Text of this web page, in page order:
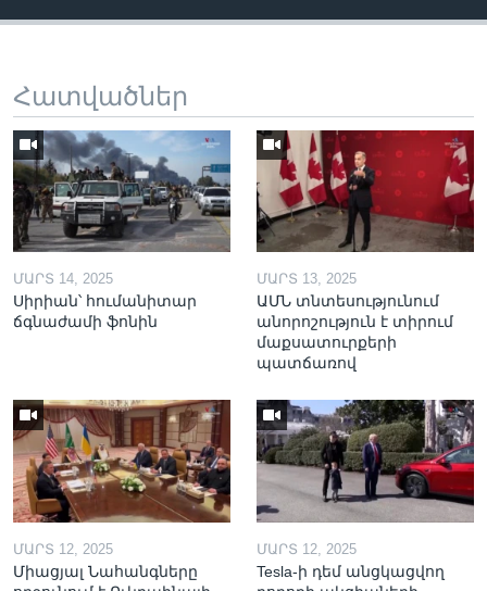
Հատվածներ
ՄԱՐՏ 14, 2025
Սիրիան՝ հումանիտար
ճգնաժամի ֆոնին
ՄԱՐՏ 13, 2025
ԱՄՆ տնտեսությունում
անորոշություն է տիրում
մաքսատուրքերի
պատճառով
ՄԱՐՏ 12, 2025
Միացյալ Նահանգները
ՄԱՐՏ 12, 2025
Tesla-ի դեմ անցկացվող